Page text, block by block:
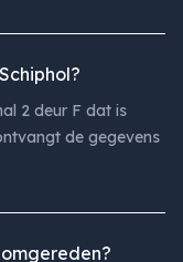
2 deur F dat is
de gegevens